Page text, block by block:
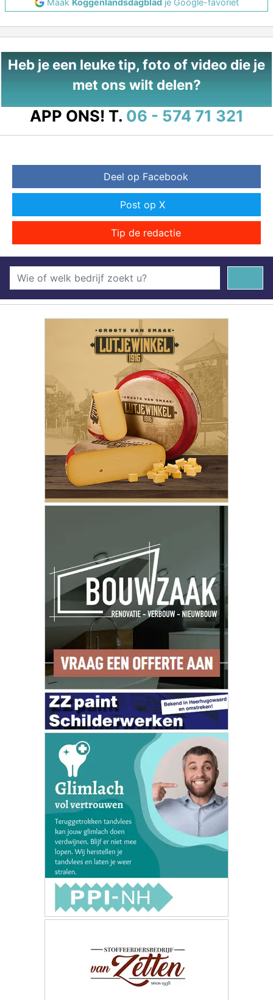
Maak Koggenlandsdagbladje Google-favoriet
Heb je een leuke tip, foto of video die je
met ons wilt delen?
APP ONS! T. 06 - 574 71 321
Deel op Facebook
Post op X
Tip de redactie